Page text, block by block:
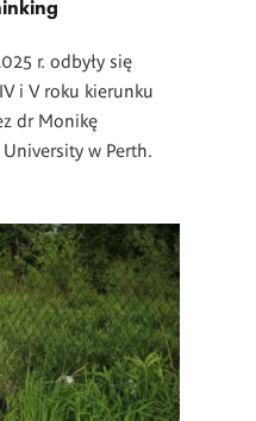
r. odbyły się
i V roku kierunku
dr Monikę
w Perth.